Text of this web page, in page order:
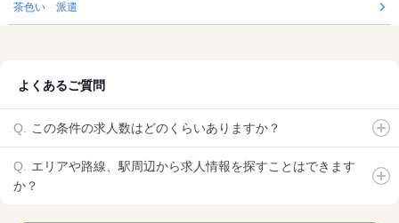
茶色い 派遣
よくあるご質問
この条件の求人数はどのくらいありますか？
エリアや路線、駅周辺から求人情報を探すことはできます
か？